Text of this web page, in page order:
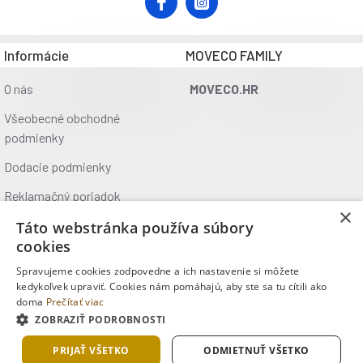
materiál: 60% nylon, 30% polyuretán, 10% elastan
koncovky ukazovákov je pripravená na použitie s
dotykovými obrazovkami
rýchle schnutie rukavíc
špeciálny strih rukavíc chráni pred tlakom na lakťový nerv
gélové vankúšiky zaisťujú vysoký komfort
zapínanie na suchý zips pre väčšie pohodlie a lepšie
dopasovanie rukavíc
dostupné vo veľkostiach: M, L, XL
Informácie
O nás
Všeobecné obchodné
podmienky
Dodacie podmienky
Reklamačný poriadok
Ochrana údajov
Kontakt
Kde nás nájdete
MOVECO FAMILY
MOVECO.HR
Copyright © 2025, MOVECO s.r.o., Všetky práva vyhradené
×
Táto webstránka používa súbory
cookies
Spravujeme cookies zodpovedne a ich nastavenie si môžete
kedykoľvek upraviť. Cookies nám pomáhajú, aby ste sa tu cítili ako
doma Prečítať viac
ZOBRAZIŤ PODROBNOSTI
PRIJAŤ VŠETKO ODMIETNUŤ VŠETKO